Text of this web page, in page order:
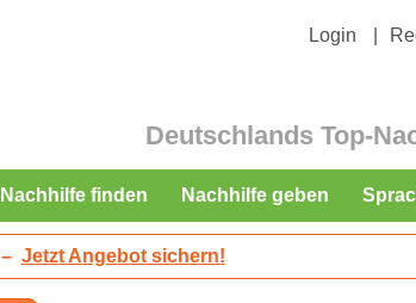
Login
Deutschlands Top-
Nachhilfe finden Nachhilfe geben
– Jetzt Angebot sichern!